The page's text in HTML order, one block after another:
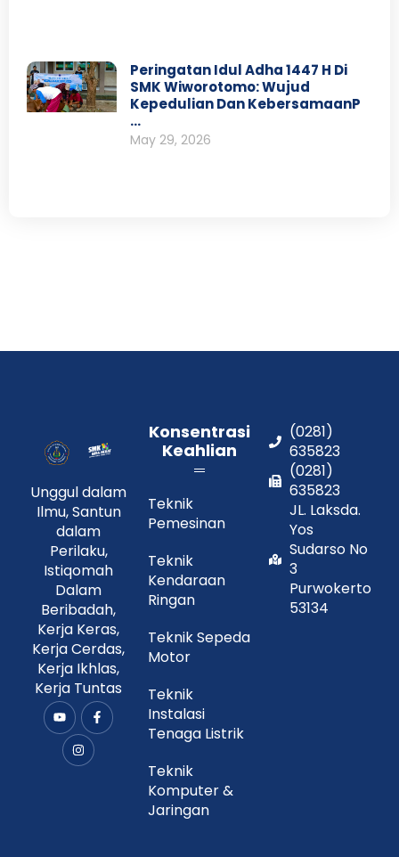
Peringatan Idul Adha 1447 H Di
SMK Wiworotomo: Wujud
Kepedulian Dan KebersamaanP
…
May 29, 2026
Unggul dalam
Ilmu, Santun
dalam
Perilaku,
Istiqomah
Dalam
Beribadah,
Kerja Keras,
Kerja Cerdas,
Kerja Ikhlas,
Kerja Tuntas
Y
o
u
t
u
F
a
n
s
t
a
Konsentrasi
Keahlian
Teknik
Pemesinan
Teknik
Kendaraan
Ringan
Teknik Sepeda
Motor
Teknik
Instalasi
Tenaga Listrik
Teknik
Komputer &
Jaringan
(0281)
635823
(0281)
635823
JL. Laksda.
Yos
Sudarso No
3
Purwokerto
53134